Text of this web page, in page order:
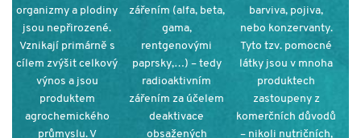
organizmy a plodiny
jsou nepřirozené.
Vznikají primárně s
cílem zvýšit celkový
výnos a jsou
produktem
agrochemického
průmyslu. V
zářením (alfa, beta,
gama,
rentgenovými
paprsky,…) – tedy
radioaktivním
zářením za účelem
deaktivace
obsažených
barviva, pojiva,
nebo konzervanty.
Tyto tzv. pomocné
látky jsou v mnoha
produktech
zastoupeny z
komerčních důvodů
– nikoli nutričních,